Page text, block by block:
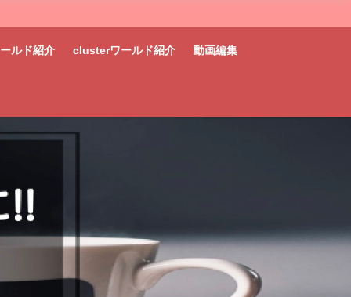
ルド紹介 clusterワールド紹介 動画編集